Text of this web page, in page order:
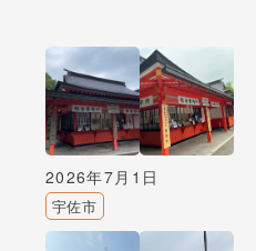
2026年7月1日
宇佐市